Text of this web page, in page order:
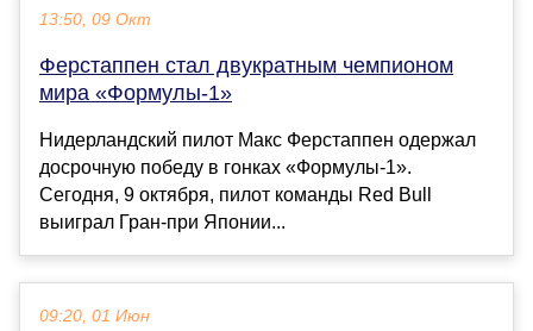
13:50, 09 Окт
Ферстаппен стал двукратным чемпионом
мира «Формулы-1»
Нидерландский пилот Макс Ферстаппен одержал
досрочную победу в гонках «Формулы-1».
Сегодня, 9 октября, пилот команды Red Bull
выиграл Гран-при Японии...
09:20, 01 Июн